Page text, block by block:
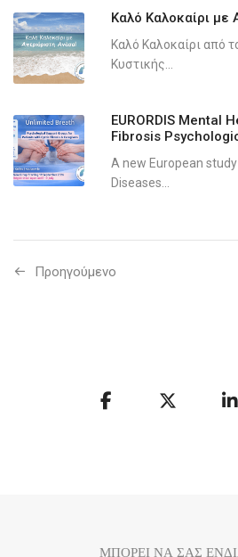
Καλό Καλοκαίρι με
Καλό Καλοκαίρι από
Κυστικής...
EURORDIS Mental
Fibrosis
A new European
Diseases...
Προηγούμενo
ΜΠΟΡΕΙ ΝΑ ΣΑΣ